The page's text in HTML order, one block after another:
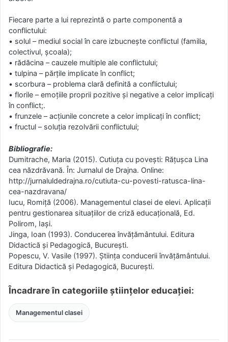
Fiecare parte a lui reprezintă o parte componentă a
conflictului:
• solul – mediul social în care izbucneşte conflictul (familia,
colectivul, şcoala);
• rădăcina – cauzele multiple ale conflictului;
• tulpina – părţile implicate în conflict;
• scorbura – problema clară definită a conflictului;
• florile – emoţiile proprii pozitive şi negative a celor implicaţi
în conflict;.
• frunzele – acţiunile concrete a celor implicaţi în conflict;
• fructul – soluţia rezolvării conflictului;
Bibliografie:
Dumitrache, Maria (2015). Cutiuţa cu poveşti: Răţuşca Lina
cea năzdrăvană. În: Jurnalul de Drajna. Online:
http://jurnaluldedrajna.ro/cutiuta-cu-povesti-ratusca-lina-
cea-nazdravana/
Iucu, Romiţă (2006). Managementul clasei de elevi. Aplicaţii
pentru gestionarea situaţiilor de criză educaţională, Ed.
Polirom, Iaşi.
Jinga, Ioan (1993). Conducerea învăţământului. Editura
Didactică şi Pedagogică, Bucureşti.
Popescu, V. Vasile (1997). Știința conducerii învăţământului.
Editura Didactică şi Pedagogică, Bucureşti.
Încadrare în categoriile științelor educației:
Managementul clasei